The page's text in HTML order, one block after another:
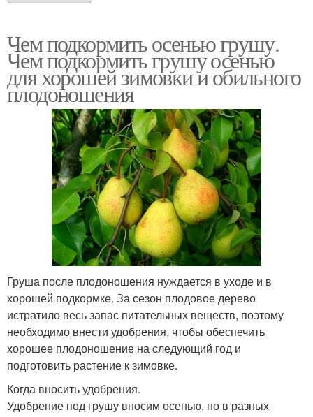
Чем подкормить осенью грушу.
Чем подкормить грушу осенью
для хорошей зимовки и обильного
плодоношения
Груша после плодоношения нуждается в уходе и в
хорошей подкормке. За сезон плодовое дерево
истратило весь запас питательных веществ, поэтому
необходимо внести удобрения, чтобы обеспечить
хорошее плодоношение на следующий год и
подготовить растение к зимовке.
Когда вносить удобрения.
Удобрение под грушу вносим осенью, но в разных